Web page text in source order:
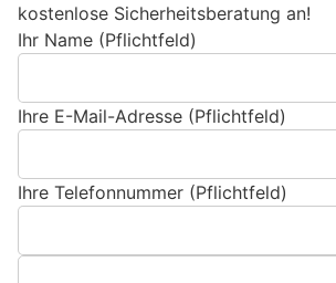
kostenlose Sicherheitsberatung an!
Ihr Name (Pflichtfeld)
Ihre E-Mail-Adresse (Pflichtfeld)
Ihre Telefonnummer (Pflichtfeld)